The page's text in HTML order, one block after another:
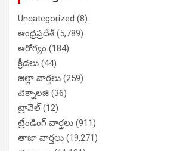
Uncategorized (8)
ఆంధ్రప్రదేశ్(5,789)
ఆరోగ్యం (184)
క్రీడలు (44)
జిల్లా వార్తలు (259)
టెక్నాలజీ (36)
ట్రావెల్(12)
ట్రేండింగ్ వార్తలు (911)
తాజా వార్తలు (19,271)